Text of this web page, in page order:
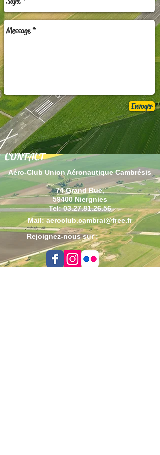
Envoyer
CONTACT
Aéro-Club Union Aéronautique Cambrésis
74 Grand Rue,
59400 Niergnies
Tel:03.27.81.26.56
Mail:aeroclub.cambrai@free.fr
Rejoignez-nous sur :